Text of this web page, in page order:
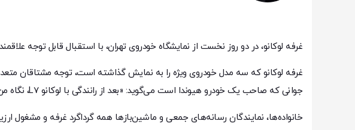
غرفه لوکانو، در دو روز نخست از نمایشگاه خودروی تهران، با استقبال قابل توجه
غرفه لوکانو که سه مدل خودروی ویژه را به نمایش گذاشته است، توجه مشتاقان
جوانی که صاحب یک خودرو هیوندا است می‌گوید: «بعد از رانندگی با لوکانو L7، نگاه من کاملا تغییر کرد. این ماشین واقعا می‌تونه بازی رو عوض کنه.»
خانواده‌ها، نمایندگان رسانه‌های جمعی و ماشین‌بازها همه گرداگرد غرفه و مشغول